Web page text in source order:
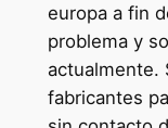
europa a fin
problema y
actualmente.
fabricantes